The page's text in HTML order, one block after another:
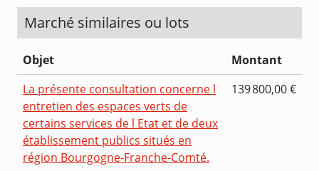
Marché similaires ou lots
Objet
Montant
La présente consultation concerne l
entretien des espaces verts de
certains services de l Etat et de deux
établissement publics situés en
région Bourgogne-Franche-Comté.
139 800,00 €